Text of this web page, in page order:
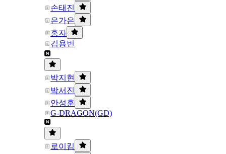
손태진
은가은
홍자
김용빈
박지현
박서진
안성훈
G-DRAGON(GD)
로이킴